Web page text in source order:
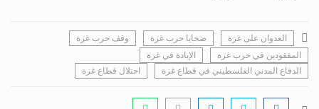
العدوان على غزة ضحايا حرب غزة
وقف حرب غزة
المفقودين في حرب غزة
الإبادة في غزة
الدفاع المدني الفلسطيني في قطاع غزة
احتلال قطاع غزة